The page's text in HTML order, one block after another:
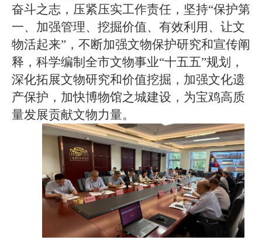
奋斗之志，压紧压实工作责任，坚持“保护第
一、加强管理、挖掘价值、有效利用、让文
物活起来”，不断加强文物保护研究和宣传阐
释，科学编制全市文物事业“十五五”规划，
深化拓展文物研究和价值挖掘，加强文化遗
产保护，加快博物馆之城建设，为宝鸡高质
量发展贡献文物力量。